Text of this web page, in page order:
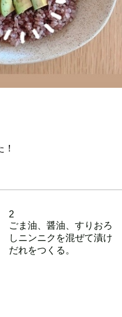
2
ごま油、醤油、すりおろ
しニンニクを混ぜて漬け
だれをつくる。